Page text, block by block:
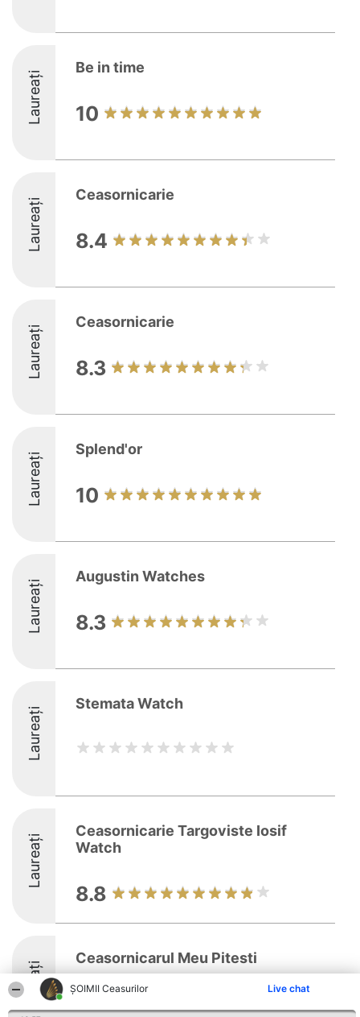
ȘOIMII Ceasurilor Live chat
Laureați
Be in time
10
Laureați
Ceasornicarie
8.4
Laureați
Ceasornicarie
8.3
Laureați
Splend'or
10
Laureați
Augustin Watches
8.3
Laureați
Stemata Watch
Laureați
Ceasornicarie Targoviste Iosif
Watch
8.8
Laureați
Ceasornicarul Meu Pitesti
8.9